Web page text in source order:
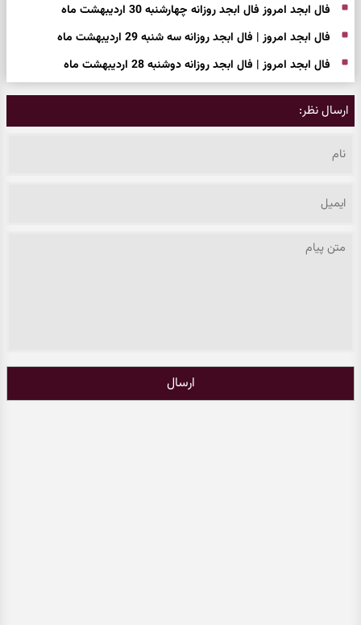
فال ابجد امروز فال ابجد روزانه چهارشنبه 30 اردیبهشت ماه
فال ابجد امروز | فال ابجد روزانه سه شنبه 29 اردیبهشت ماه
فال ابجد امروز | فال ابجد روزانه دوشنبه 28 اردیبهشت ماه
ارسال نظر:
ارسال